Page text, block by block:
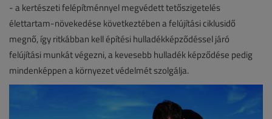
- a kertészeti felépítménnyel megvédett tetőszigetelés
élettartam-növekedése következtében a felújítási ciklusidő
megnő, így ritkábban kell építési hulladékképződéssel járó
felújítási munkát végezni, a kevesebb hulladék képződése pedig
mindenképpen a környezet védelmét szolgálja.